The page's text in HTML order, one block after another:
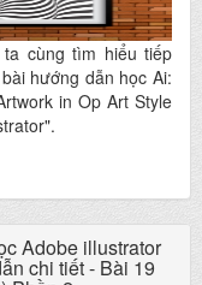
cùng tìm hiểu tiếp
hướng dẫn học Ai:
in Op Art Style
Adobe illustrator
chi tiết - Bài 19